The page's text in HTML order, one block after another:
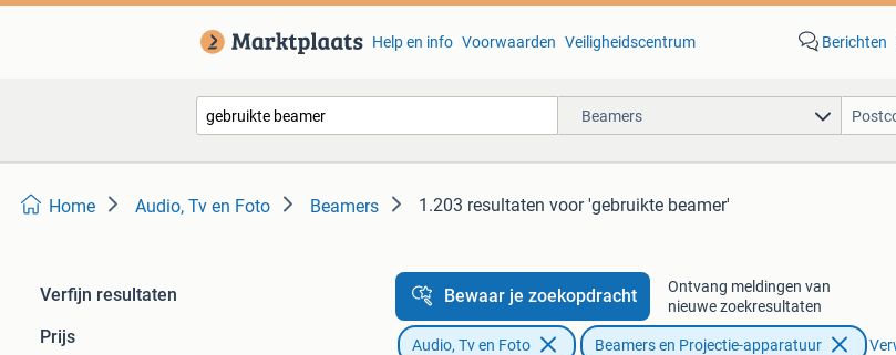
Help en info Voorwaarden Veiligheidscentrum Berichten
Beamers
Home Audio, Tv en Foto Beamers 1.203 resultaten voor 'gebruikte beamer'
Verfijn resultaten
Prijs
Bewaar je zoekopdracht
Ontvang meldingen van
nieuwe zoekresultaten
Audio, Tv en Foto Beamers en Projectie-apparatuur